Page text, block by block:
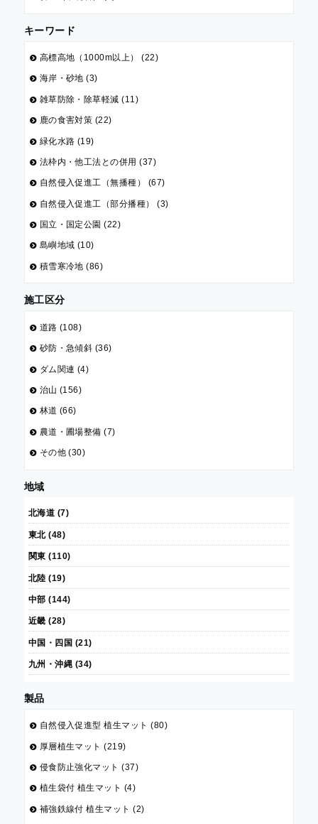
キーワード
高標高地（1000m以上） (22)
海岸・砂地 (3)
雑草防除・除草軽減 (11)
鹿の食害対策 (22)
緑化水路 (19)
法枠内・他工法との併用 (37)
自然侵入促進工（無播種） (67)
自然侵入促進工（部分播種） (3)
国立・国定公園 (22)
島嶼地域 (10)
積雪寒冷地 (86)
施工区分
道路 (108)
砂防・急傾斜 (36)
ダム関連 (4)
治山 (156)
林道 (66)
農道・圃場整備 (7)
その他 (30)
地域
北海道 (7)
東北 (48)
関東 (110)
北陸 (19)
中部 (144)
近畿 (28)
中国・四国 (21)
九州・沖縄 (34)
製品
自然侵入促進型 植生マット (80)
厚層植生マット (219)
侵食防止強化マット (37)
植生袋付 植生マット (4)
補強鉄線付 植生マット (2)